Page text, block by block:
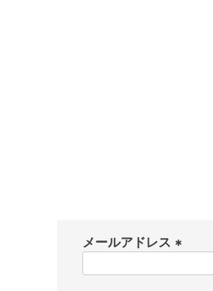
メールアドレス